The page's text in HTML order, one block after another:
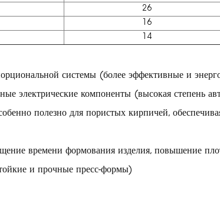
26
16
14
системы (более эффективные и
компоненты (высокая степень
полезно для пористых кирпичей,
времени формования изделия, повышение
и прочные пресс-формы)